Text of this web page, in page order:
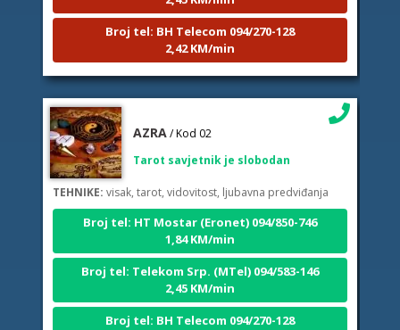
Broj tel: BH Telecom 094/270-128
2,42 KM/min
TEHNIKE:visak, tarot, vidovitost, ljubavna predviđanja
Broj tel: HT Mostar (Eronet) 094/850-746
1,84 KM/min
Broj tel: Telekom Srp. (MTel) 094/583-146
2,45 KM/min
Broj tel: BH Telecom 094/270-128
2,42 KM/min